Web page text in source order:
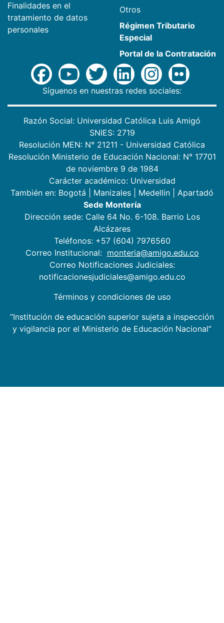
Finalidades en el
tratamiento de datos
personales
Otros
Régimen Tributario
Especial
Portal de la Contratación
Síguenos en nuestras redes sociales:
Razón Social: Universidad Católica Luis Amigó
SNIES: 2719
Resolución MEN: N° 21211 - Universidad Católica
Resolución Ministerio de Educación Nacional: N° 17701
de noviembre 9 de 1984
Carácter académico: Universidad
También en: Bogotá Manizales Medellin
Apartadó
Sede Montería
Dirección sede: Calle 64 No. 6-108. Barrio Los
Alcázares
Teléfonos: +57 (604) 7976560
Correo Institucional: monteria@amigo.edu.co
Correo Notificaciones Judiciales:
notificacionesjudiciales@amigo.edu.co
Términos y condiciones de uso
“Institución de educación superior sujeta a inspección
y vigilancia por el Ministerio de Educación Nacional”